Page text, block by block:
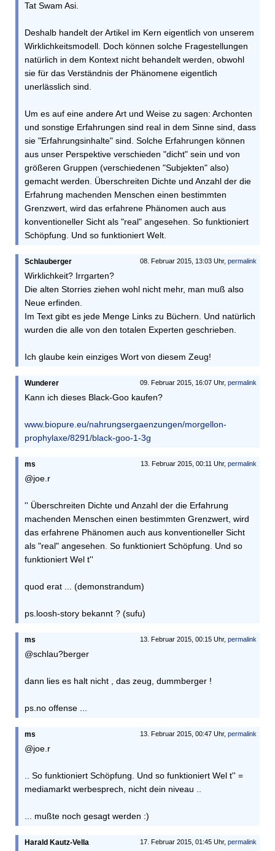
Tat Swam Asi.
Deshalb handelt der Artikel im Kern eigentlich von unserem
Wirklichkeitsmodell. Doch können solche Fragestellungen
natürlich in dem Kontext nicht behandelt werden, obwohl
sie für das Verständnis der Phänomene eigentlich
unerlässlich sind.
Um es auf eine andere Art und Weise zu sagen: Archonten
und sonstige Erfahrungen sind real in dem Sinne sind, dass
sie "Erfahrungsinhalte" sind. Solche Erfahrungen können
aus unser Perspektive verschieden "dicht" sein und von
größeren Gruppen (verschiedenen "Subjekten" also)
gemacht werden. Überschreiten Dichte und Anzahl der die
Erfahrung machenden Menschen einen bestimmten
Grenzwert, wird das erfahrene Phänomen auch aus
konventioneller Sicht als "real" angesehen. So funktioniert
Schöpfung. Und so funktioniert Welt.
08. Februar 2015, 13:03 Uhr, permalink
Schlauberger
Wirklichkeit? Irrgarten?
Die alten Storries ziehen wohl nicht mehr, man muß also
Neue erfinden.
Im Text gibt es jede Menge Links zu Büchern. Und natürlich
wurden die alle von den totalen Experten geschrieben.
Ich glaube kein einziges Wort von diesem Zeug!
09. Februar 2015, 16:07 Uhr, permalink
Wunderer
Kann ich dieses Black-Goo kaufen?
www.biopure.eu/nahrungsergaenzungen/morgellon-
prophylaxe/8291/black-goo-1-3g
13. Februar 2015, 00:11 Uhr, permalink
ms
@joe.r
'' Überschreiten Dichte und Anzahl der die Erfahrung
machenden Menschen einen bestimmten Grenzwert, wird
das erfahrene Phänomen auch aus konventioneller Sicht
als "real" angesehen. So funktioniert Schöpfung. Und so
funktioniert Wel t''
quod erat ... (demonstrandum)
ps.loosh-story bekannt ? (sufu)
13. Februar 2015, 00:15 Uhr, permalink
ms
@schlau?berger
dann lies es halt nicht , das zeug, dummberger !
ps.no offense ...
13. Februar 2015, 00:47 Uhr, permalink
ms
@joe.r
.. So funktioniert Schöpfung. Und so funktioniert Wel t'' =
mediamarkt werbesprech, nicht dein niveau ..
... mußte noch gesagt werden :)
17. Februar 2015, 01:45 Uhr, permalink
Harald Kautz-Vella